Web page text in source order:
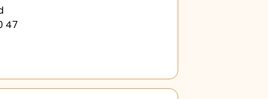
47